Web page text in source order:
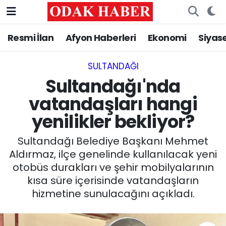
Resmi İlan Afyon Haberleri Ekonomi
SULTANDAĞI
Sultandağı'nda
vatandaşları hangi
yenilikler bekliyor?
Sultandağı Belediye Başkanı Mehmet
Aldırmaz, ilçe genelinde kullanılacak yeni
otobüs durakları ve şehir mobilyalarının
kısa süre içerisinde vatandaşların
hizmetine sunulacağını açıkladı.
AFYONKARAHİSAR HABERLERİ
ASAYİŞ
GÜNCEL
SİYASET
EĞİTİM
MAGAZİN
Nöbetçi Eczaneler
Hava Durumu
Trafik Durumu
Süper Lig Puan Durumu ve Fikstür
Tüm Manşetler
Son Dakika Haberleri
Haber Arşivi